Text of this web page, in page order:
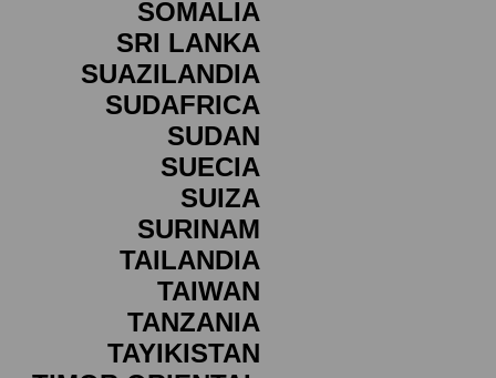
SOMALIA
SRI LANKA
SUAZILANDIA
SUDAFRICA
SUDAN
SUECIA
SUIZA
SURINAM
TAILANDIA
TAIWAN
TANZANIA
TAYIKISTAN